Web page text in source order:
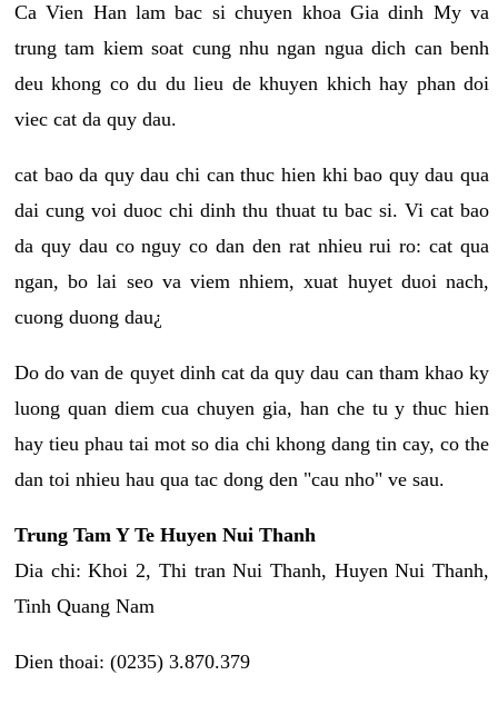
Ca Vien Han lam bac si chuyen khoa Gia dinh My va
trung tam kiem soat cung nhu ngan ngua dich can benh
deu khong co du du lieu de khuyen khich hay phan doi
viec cat da quy dau.
cat bao da quy dau chi can thuc hien khi bao quy dau qua
dai cung voi duoc chi dinh thu thuat tu bac si. Vi cat bao
da quy dau co nguy co dan den rat nhieu rui ro: cat qua
ngan, bo lai seo va viem nhiem, xuat huyet duoi nach,
cuong duong dau¿
Do do van de quyet dinh cat da quy dau can tham khao ky
luong quan diem cua chuyen gia, han che tu y thuc hien
hay tieu phau tai mot so dia chi khong dang tin cay, co the
dan toi nhieu hau qua tac dong den "cau nho" ve sau.
Trung Tam Y Te Huyen Nui Thanh
Dia chi: Khoi 2, Thi tran Nui Thanh, Huyen Nui Thanh,
Tinh Quang Nam
Dien thoai: (0235) 3.870.379